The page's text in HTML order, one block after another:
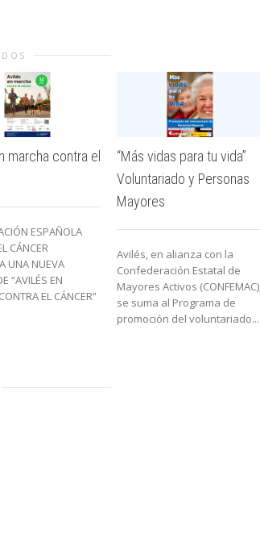
marcha contra el
ESPAÑOLA
CÁNCER
UNA NUEVA
“AVILÉS EN
EL CÁNCER”
“Más vidas para tu vida”
Voluntariado y Personas
Mayores
Avilés, en alianza con la
Confederación Estatal de
Mayores Activos
se suma al Programa de
promoción del voluntariado...